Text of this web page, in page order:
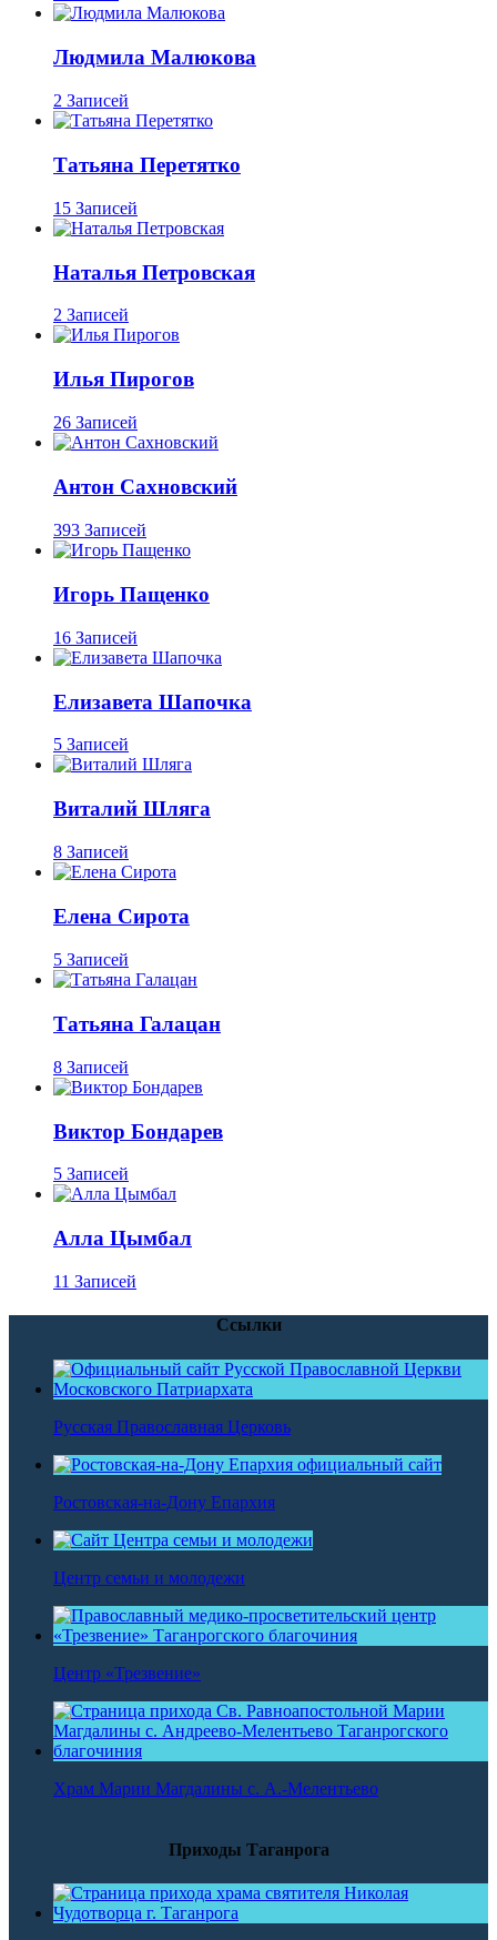
Людмила Малюкова
2 Записей
Татьяна Перетятко
15 Записей
Наталья Петровская
2 Записей
Илья Пирогов
26 Записей
Антон Сахновский
393 Записей
Игорь Пащенко
16 Записей
Елизавета Шапочка
5 Записей
Виталий Шляга
8 Записей
Елена Сирота
5 Записей
Татьяна Галацан
8 Записей
Виктор Бондарев
5 Записей
Алла Цымбал
11 Записей
Ссылки
Русская Православная Церковь
Ростовская-на-Дону Епархия
Центр семьи и молодежи
Центр «Трезвение»
Храм Марии Магдалины с. А.-Мелентьево
Приходы Таганрога